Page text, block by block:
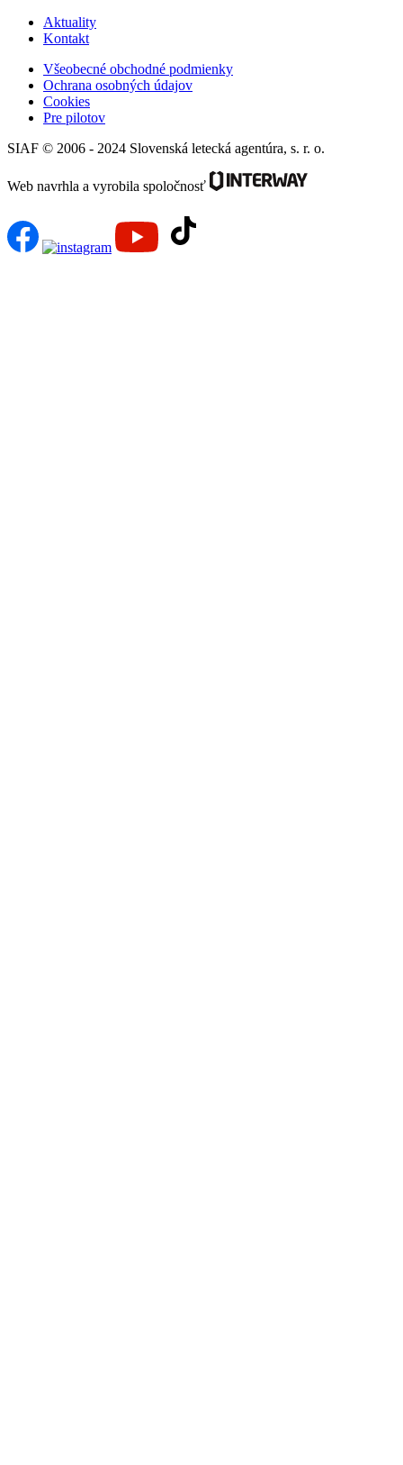
Aktuality
Kontakt
Všeobecné obchodné podmienky
Ochrana osobných údajov
Cookies
Pre pilotov
SIAF © 2006 - 2024 Slovenská letecká agentúra, s. r. o.
Web navrhla a vyrobila spoločnosť